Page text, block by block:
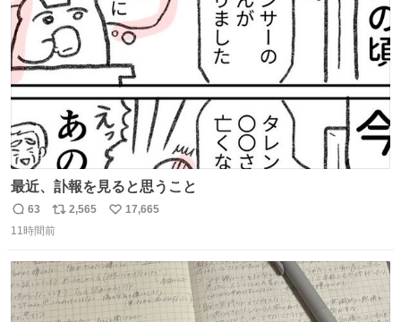
数
最近、訃報を見ると思うこと
返
信
63
リ
ポ
ト
数
2,565
い
数
17,665
11時間前